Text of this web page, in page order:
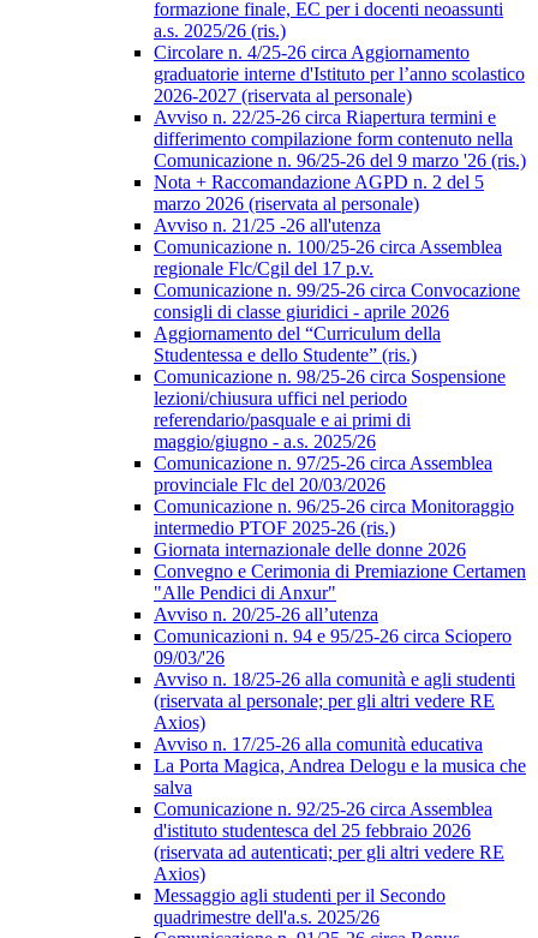
formazione finale, EC per i docenti neoassunti
a.s. 2025/26 (ris.)
Circolare n. 4/25-26 circa Aggiornamento
graduatorie interne d'Istituto per l’anno scolastico
2026-2027 (riservata al personale)
Avviso n. 22/25-26 circa Riapertura termini e
differimento compilazione form contenuto nella
Comunicazione n. 96/25-26 del 9 marzo '26 (ris.)
Nota + Raccomandazione AGPD n. 2 del 5
marzo 2026 (riservata al personale)
Avviso n. 21/25 -26 all'utenza
Comunicazione n. 100/25-26 circa Assemblea
regionale Flc/Cgil del 17 p.v.
Comunicazione n. 99/25-26 circa Convocazione
consigli di classe giuridici - aprile 2026
Aggiornamento del “Curriculum della
Studentessa e dello Studente” (ris.)
Comunicazione n. 98/25-26 circa Sospensione
lezioni/chiusura uffici nel periodo
referendario/pasquale e ai primi di
maggio/giugno - a.s. 2025/26
Comunicazione n. 97/25-26 circa Assemblea
provinciale Flc del 20/03/2026
Comunicazione n. 96/25-26 circa Monitoraggio
intermedio PTOF 2025-26 (ris.)
Giornata internazionale delle donne 2026
Convegno e Cerimonia di Premiazione Certamen
"Alle Pendici di Anxur"
Avviso n. 20/25-26 all’utenza
Comunicazioni n. 94 e 95/25-26 circa Sciopero
09/03/'26
Avviso n. 18/25-26 alla comunità e agli studenti
(riservata al personale; per gli altri vedere RE
Axios)
Avviso n. 17/25-26 alla comunità educativa
La Porta Magica, Andrea Delogu e la musica che
salva
Comunicazione n. 92/25-26 circa Assemblea
d'istituto studentesca del 25 febbraio 2026
(riservata ad autenticati; per gli altri vedere RE
Axios)
Messaggio agli studenti per il Secondo
quadrimestre dell'a.s. 2025/26